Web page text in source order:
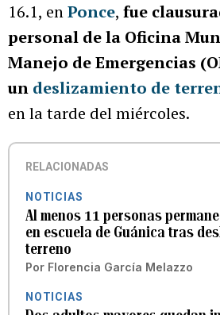
16.1, enPonce, fue
personal de la Oficina
Manejo de Emergencias
un deslizamiento de
en la tarde del miércoles.
RELACIONADAS
NOTICIAS
Al menos 11 personas
en escuela de Guánica tras
terreno
Por Florencia García Melazzo
NOTICIAS